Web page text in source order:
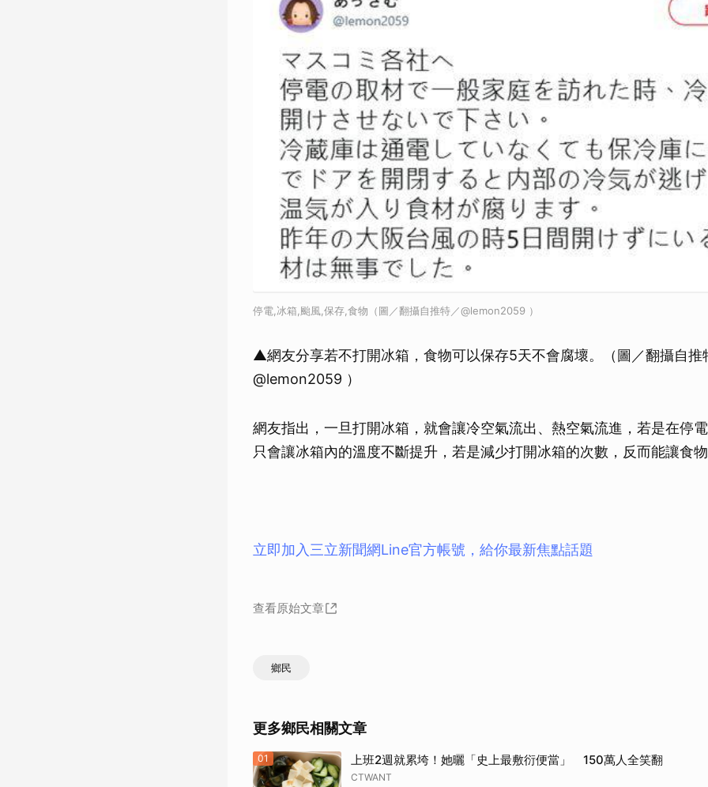
停電,冰箱,颱風,保存,食物（圖／翻攝自推特／@lemon2059 ）
▲網友分享若不打開冰箱，食物可以保存5天不會腐壞。（圖／翻攝自推
@lemon2059 ）
網友指出，一旦打開冰箱，就會讓冷空氣流出、熱空氣流進，若是在停
只會讓冰箱內的溫度不斷提升，若是減少打開冰箱的次數，反而能讓食
立即加入三立新聞網Line官方帳號，給你最新焦點話題
查看原始文章
鄉民
更多鄉民相關文章
01 上班2週就累垮！她曬「史上最敷衍便當」 150萬人全笑翻
CTWANT